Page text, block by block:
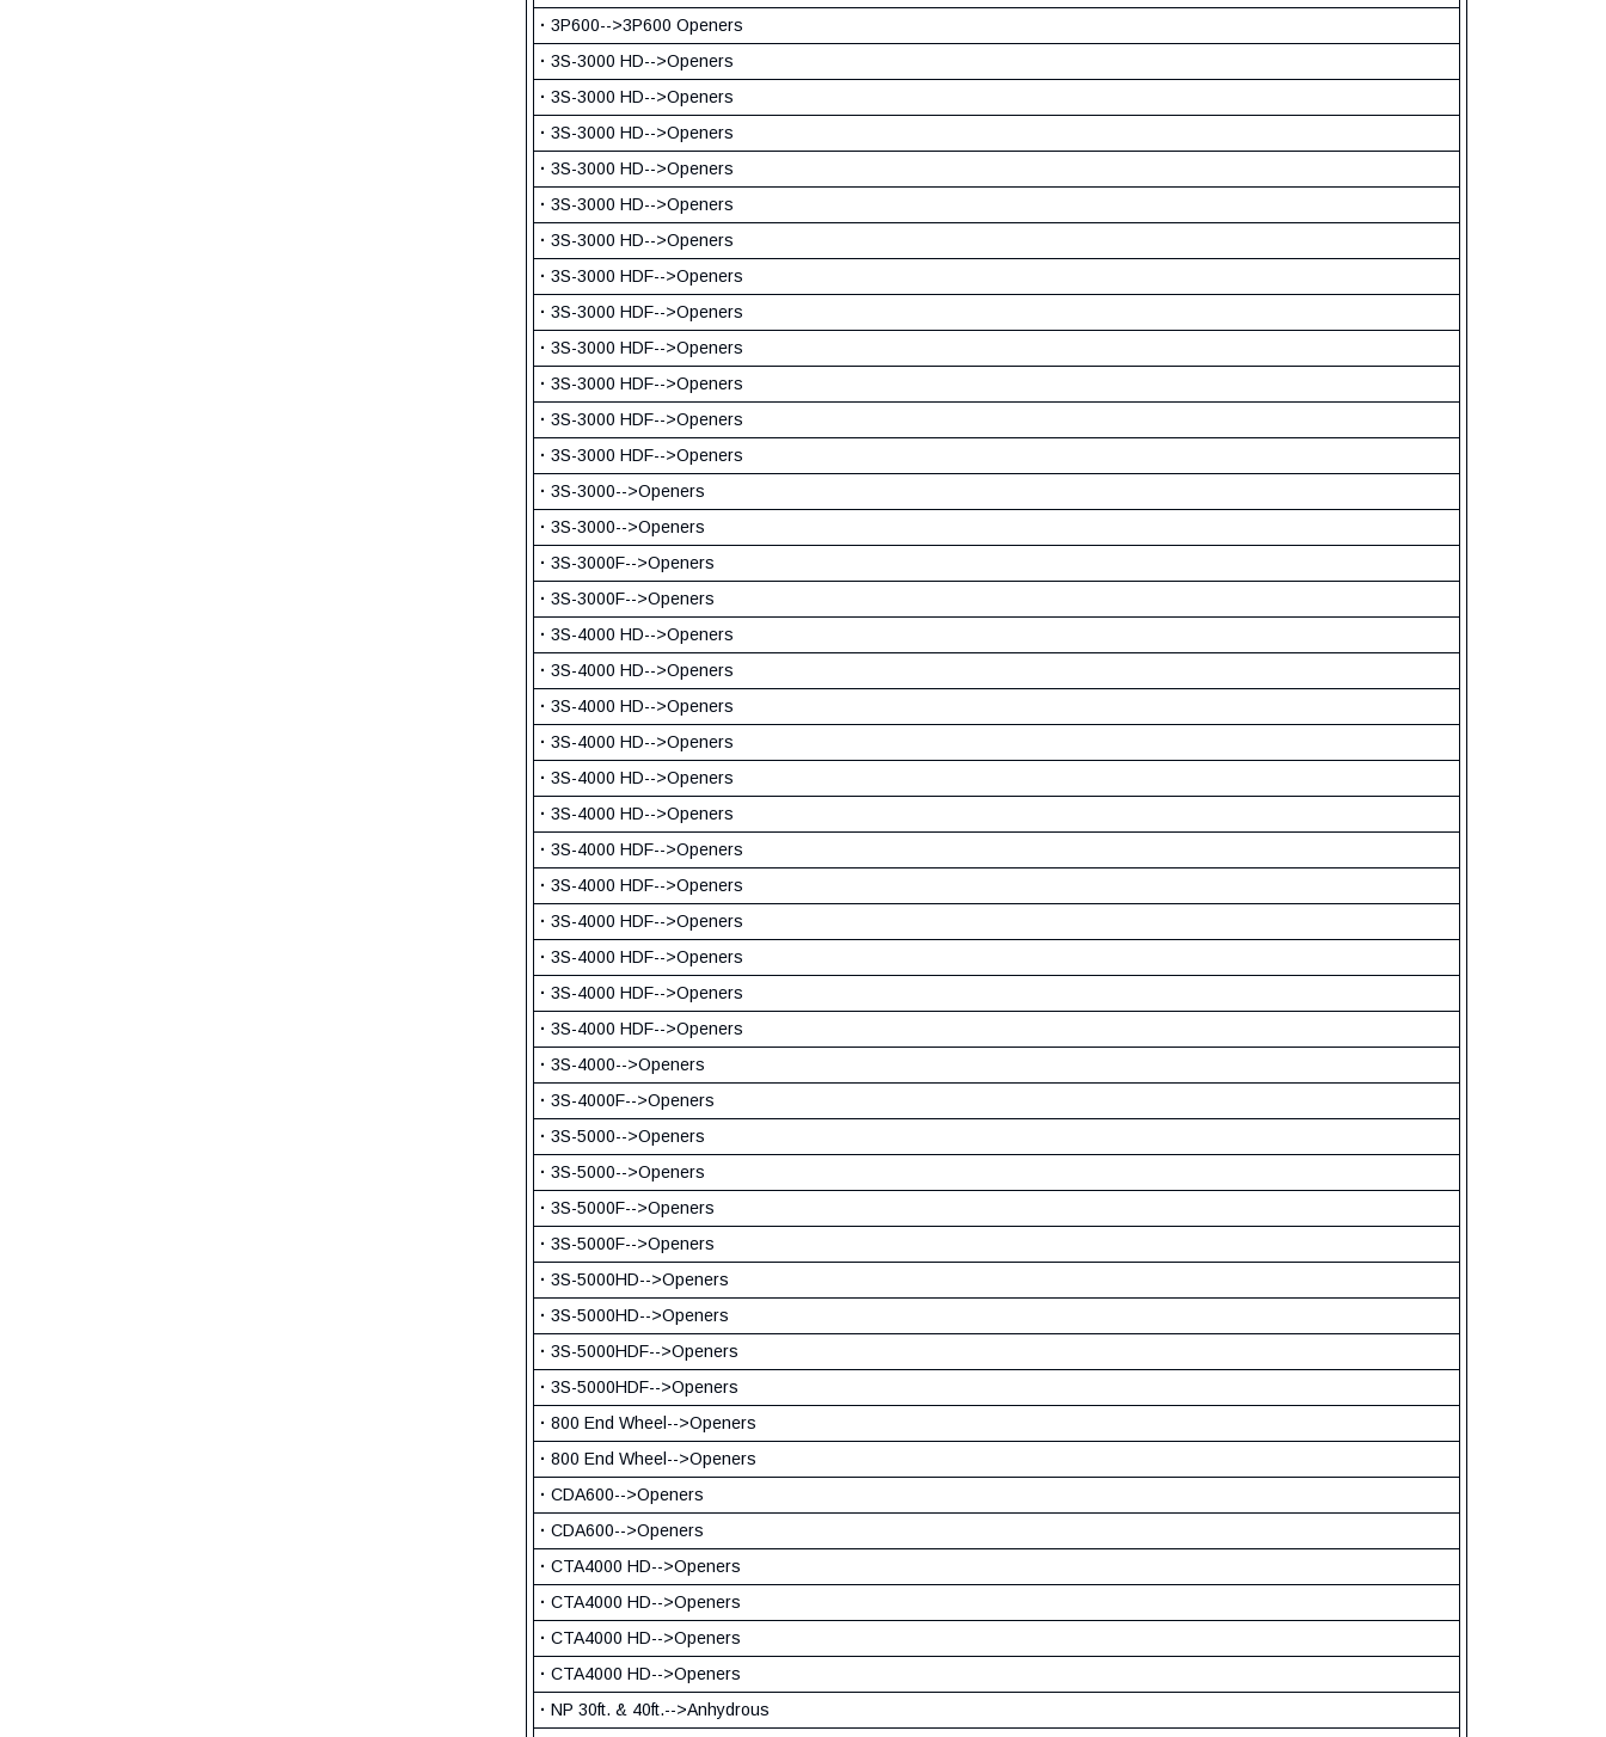
· 3P600-->3P600 Openers
· 3S-3000 HD-->Openers
· 3S-3000 HD-->Openers
· 3S-3000 HD-->Openers
· 3S-3000 HD-->Openers
· 3S-3000 HD-->Openers
· 3S-3000 HD-->Openers
· 3S-3000 HDF-->Openers
· 3S-3000 HDF-->Openers
· 3S-3000 HDF-->Openers
· 3S-3000 HDF-->Openers
· 3S-3000 HDF-->Openers
· 3S-3000 HDF-->Openers
· 3S-3000-->Openers
· 3S-3000-->Openers
· 3S-3000F-->Openers
· 3S-3000F-->Openers
· 3S-4000 HD-->Openers
· 3S-4000 HD-->Openers
· 3S-4000 HD-->Openers
· 3S-4000 HD-->Openers
· 3S-4000 HD-->Openers
· 3S-4000 HD-->Openers
· 3S-4000 HDF-->Openers
· 3S-4000 HDF-->Openers
· 3S-4000 HDF-->Openers
· 3S-4000 HDF-->Openers
· 3S-4000 HDF-->Openers
· 3S-4000 HDF-->Openers
· 3S-4000-->Openers
· 3S-4000F-->Openers
· 3S-5000-->Openers
· 3S-5000-->Openers
· 3S-5000F-->Openers
· 3S-5000F-->Openers
· 3S-5000HD-->Openers
· 3S-5000HD-->Openers
· 3S-5000HDF-->Openers
· 3S-5000HDF-->Openers
· 800 End Wheel-->Openers
· 800 End Wheel-->Openers
· CDA600-->Openers
· CDA600-->Openers
· CTA4000 HD-->Openers
· CTA4000 HD-->Openers
· CTA4000 HD-->Openers
· CTA4000 HD-->Openers
· NP 30ft. & 40ft.-->Anhydrous